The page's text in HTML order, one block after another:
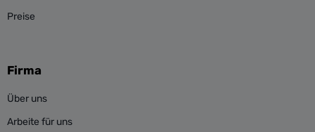
Preise
Firma
Über uns
Arbeite für uns